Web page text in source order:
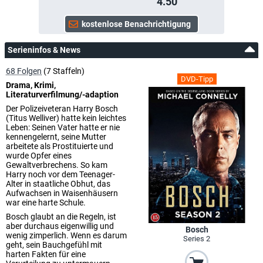
Serieninfos & News
DVD-Tipp
Bosch
Series 2
68 Folgen (7 Staffeln)
Drama, Krimi,
Literaturverfilmung/-adaption
Der Polizeiveteran Harry Bosch
(Titus Welliver) hatte kein leichtes
Leben: Seinen Vater hatte er nie
kennengelernt, seine Mutter
arbeitete als Prostituierte und
wurde Opfer eines
Gewaltverbrechens. So kam
Harry noch vor dem Teenager-
Alter in staatliche Obhut, das
Aufwachsen in Waisenhäusern
war eine harte Schule.
Bosch glaubt an die Regeln, ist
aber durchaus eigenwillig und
wenig zimperlich. Wenn es darum
geht, sein Bauchgefühl mit
harten Fakten für eine